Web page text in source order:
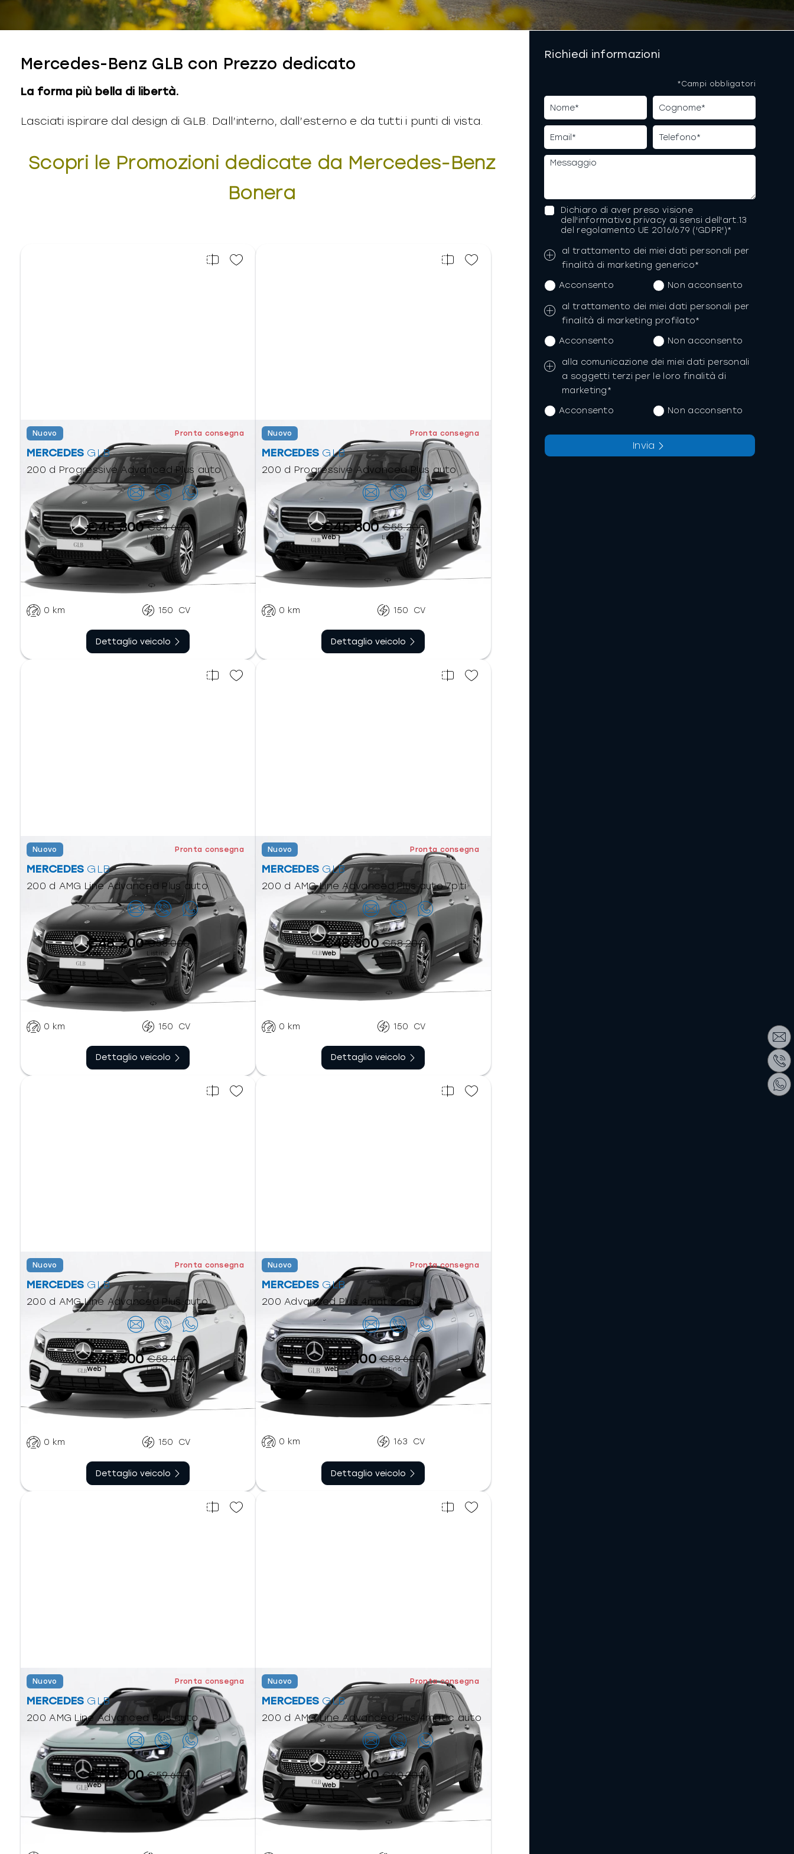
Mercedes-Benz GLB con Prezzo dedicato
La forma più bella di libertà.
Lasciati ispirare dal design di GLB. Dall’interno, dall’esterno e da tutti i punti di vista.
Scopri le Promozioni dedicate da Mercedes-Benz
Bonera
Nuovo Pronta consegna
MERCEDES GLB
200 d Progressive Advanced Plus auto
Contattaci
€45.300
Web
€54.600
Listino
Diesel
Automatico
sequenziale
0 km 150 CV
Dettaglio veicolo
Nuovo Pronta consegna
MERCEDES GLB
200 d Progressive Advanced Plus auto
Contattaci
€45.800
Web
€55.200
Listino
Diesel
Automatico
sequenziale
0 km 150 CV
Dettaglio veicolo
Nuovo Pronta consegna
MERCEDES GLB
200 d AMG Line Advanced Plus auto
Contattaci
€48.200
Web
€58.000
Listino
Diesel
Automatico
sequenziale
0 km 150 CV
Dettaglio veicolo
Nuovo Pronta consegna
MERCEDES GLB
200 d AMG Line Advanced Plus auto 7p.ti
Contattaci
€48.300
Web
€58.200
Listino
Diesel
Automatico
0 km 150 CV
Dettaglio veicolo
Nuovo Pronta consegna
MERCEDES GLB
200 d AMG Line Advanced Plus auto
€48.500
Web
€58.400
Listino
Diesel
Automatico
sequenziale
0 km 150 CV
Dettaglio veicolo
Nuovo Pronta consegna
MERCEDES GLB
200 Advanced Plus 4matic auto
Contattaci
€49.100
Web
€58.600
Listino
Ibrido benzina Automatico
0 km 163 CV
Dettaglio veicolo
Nuovo Pronta consegna
MERCEDES GLB
200 AMG Line Advanced Plus auto
Contattaci
€50.000
Web
€59.600
Listino
Ibrido benzina Automatico
Nuovo Pronta consegna
MERCEDES GLB
200 d AMG Line Advanced Plus 4matic auto
Contattaci
€50.000
Web
€60.200
Listino
Automatico
Richiedi informazioni
Dichiaro di aver preso visione
dell'informativa privacy ai sensi dell'art.13
del regolamento UE 2016/679 ('GDPR')*
al trattamento dei miei dati personali per
finalità di marketing generico*
Acconsento
Non acconsento
al trattamento dei miei dati personali per
finalità di marketing profilato*
Acconsento
Non acconsento
alla comunicazione dei miei dati personali
a soggetti terzi per le loro finalità di
marketing*
Acconsento
Non acconsento
*Campi obbligatori
Invia